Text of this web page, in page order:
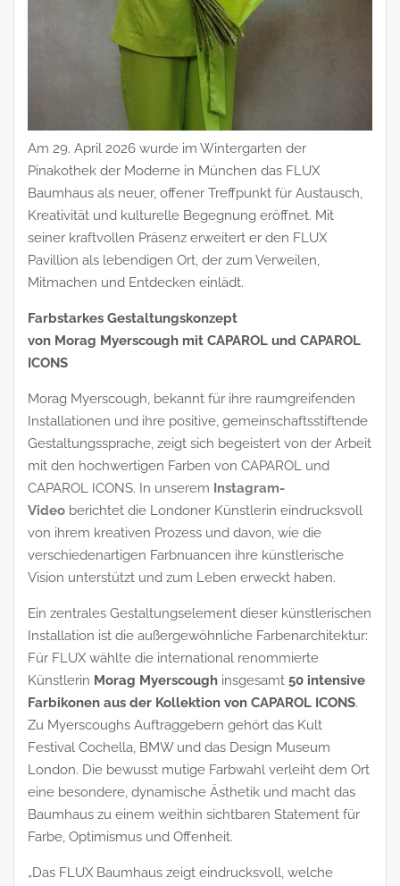
Am 29. April 2026 wurde im Wintergarten der
Pinakothek der Moderne in München das FLUX
Baumhaus als neuer, offener Treffpunkt für Austausch,
Kreativität und kulturelle Begegnung eröffnet. Mit
seiner kraftvollen Präsenz erweitert er den FLUX
Pavillion als lebendigen Ort, der zum Verweilen,
Mitmachen und Entdecken einlädt.
Farbstarkes Gestaltungskonzept
von Morag Myerscough mit CAPAROL und CAPAROL
ICONS
Morag Myerscough, bekannt für ihre raumgreifenden
Installationen und ihre positive, gemeinschaftsstiftende
Gestaltungssprache, zeigt sich begeistert von der Arbeit
mit den hochwertigen Farben von CAPAROL und
CAPAROL ICONS. In unserem Instagram-
Video berichtet die Londoner Künstlerin eindrucksvoll
von ihrem kreativen Prozess und davon, wie die
verschiedenartigen Farbnuancen ihre künstlerische
Vision unterstützt und zum Leben erweckt haben.
Ein zentrales Gestaltungselement dieser künstlerischen
Installation ist die außergewöhnliche Farbenarchitektur:
Für FLUX wählte die international renommierte
Künstlerin Morag Myerscough insgesamt 50 intensive
Farbikonen aus der Kollektion von CAPAROL ICONS.
Zu Myerscoughs Auftraggebern gehört das Kult
Festival Cochella, BMW und das Design Museum
London. Die bewusst mutige Farbwahl verleiht dem Ort
eine besondere, dynamische Ästhetik und macht das
Baumhaus zu einem weithin sichtbaren Statement für
Farbe, Optimismus und Offenheit.
„Das FLUX Baumhaus zeigt eindrucksvoll, welche